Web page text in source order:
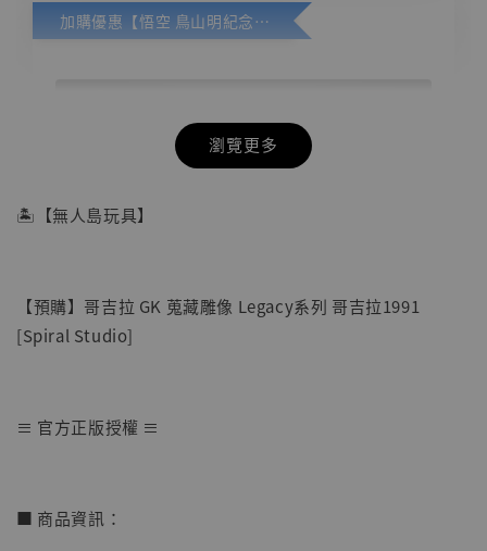
加購優惠【悟空 鳥山明紀念款 [奇蹟工作室]】
明紀念款 [奇蹟工作室]
瀏覽更多
🏝【無人島玩具】
【預購】哥吉拉 GK 蒐藏雕像 Legacy系列 哥吉拉1991
[Spiral Studio]
≡ 官方正版授權 ≡
■ 商品資訊：